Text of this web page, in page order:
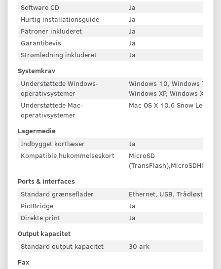
Software CD
Ja
Hurtig installationsguide
Ja
Patroner inkluderet
Ja
Garantibevis
Ja
Strømledning inkluderet
Ja
Systemkrav
Understøttede Windows-
operativsystemer
Windows 10, Windows 7,
Windows XP, Windows XP
Understøttede Mac-
operativsystemer
Mac OS X 10.6 Snow Leopard
Lagermedie
Indbygget kortlæser
Ja
Kompatible hukommelseskort
MicroSD
Ports & interfaces
Standard grænseflader
Ethernet, USB, Trådløst LAN
PictBridge
Ja
Direkte print
Ja
Output kapacitet
Standard output kapacitet
30 ark
Fax